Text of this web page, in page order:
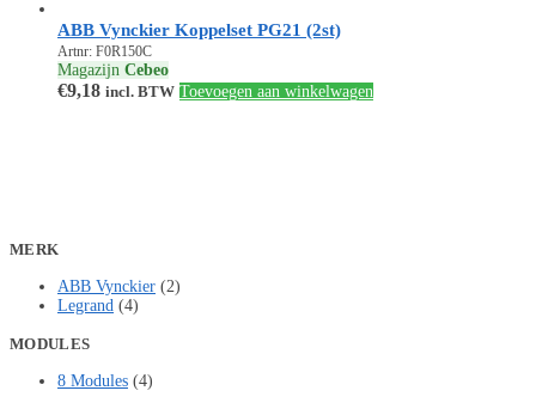
ABB Vynckier Koppelset PG21 (2st)
Artnr: F0R150C
Magazijn Cebeo
€9,18 incl. BTW Toevoegen aan winkelwagen
MERK
ABB Vynckier (2)
Legrand (4)
MODULES
8 Modules (4)